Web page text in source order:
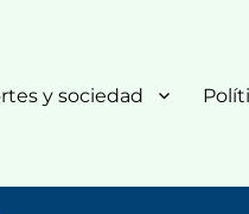
y sociedad